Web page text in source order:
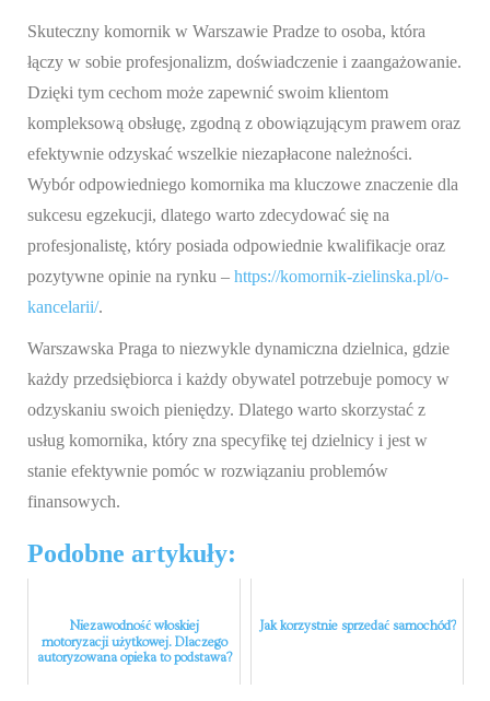
Skuteczny komornik w Warszawie Pradze to osoba, która
łączy w sobie profesjonalizm, doświadczenie i zaangażowanie.
Dzięki tym cechom może zapewnić swoim klientom
kompleksową obsługę, zgodną z obowiązującym prawem oraz
efektywnie odzyskać wszelkie niezapłacone należności.
Wybór odpowiedniego komornika ma kluczowe znaczenie dla
sukcesu egzekucji, dlatego warto zdecydować się na
profesjonalistę, który posiada odpowiednie kwalifikacje oraz
pozytywne opinie na rynku – https://komornik-zielinska.pl/o-
kancelarii/.
Warszawska Praga to niezwykle dynamiczna dzielnica, gdzie
każdy przedsiębiorca i każdy obywatel potrzebuje pomocy w
odzyskaniu swoich pieniędzy. Dlatego warto skorzystać z
usług komornika, który zna specyfikę tej dzielnicy i jest w
stanie efektywnie pomóc w rozwiązaniu problemów
finansowych.
Podobne artykuły:
Niezawodność włoskiej
motoryzacji użytkowej. Dlaczego
autoryzowana opieka to podstawa?
Jak korzystnie sprzedać samochód?